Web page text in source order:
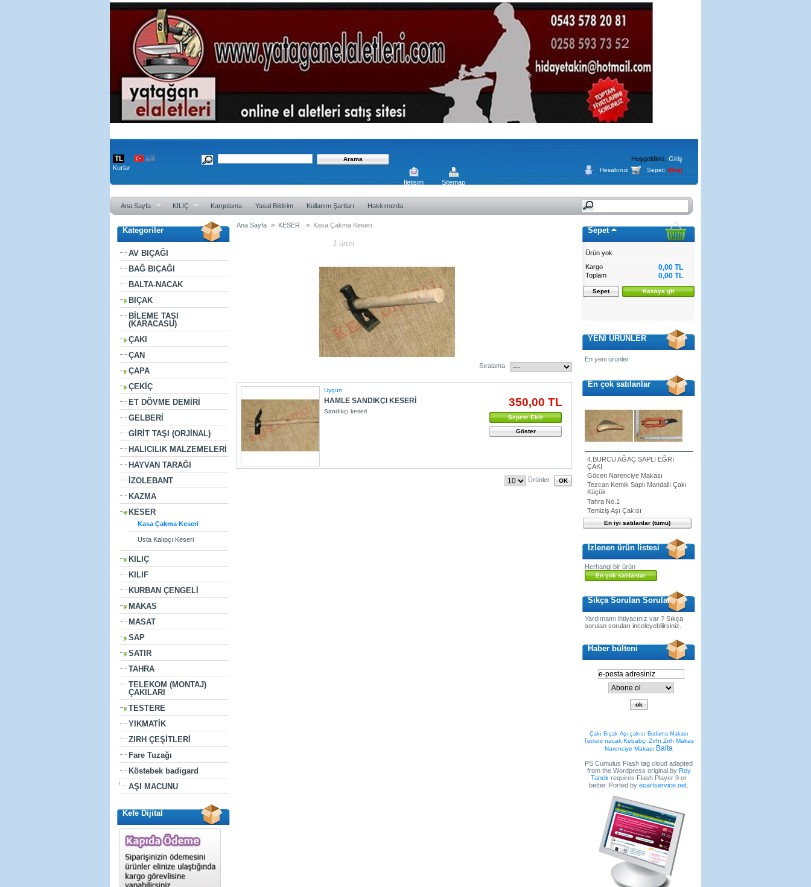
TL
Kurlar
Hoşgeldiniz, Giriş
Sepet: (Boş)
Hesabınız
İletişim Sitemap
Ana Sayfa KILIÇ Kargolama Yasal Bildirim Kullanım Şartları Hakkımızda
Kategoriler
AV BIÇAĞI
BAĞ BIÇAĞI
BALTA-NACAK
BIÇAK
BİLEME TAŞI
(KARACASU)
ÇAKI
ÇAN
ÇAPA
ÇEKİÇ
ET DÖVME DEMİRİ
GELBERİ
GİRİT TAŞI (ORJİNAL)
HALICILIK MALZEMELERİ
HAYVAN TARAĞI
İZOLEBANT
KAZMA
KESER
Kasa Çakma Keseri
Usta Kalıpçı Keseri
KILIÇ
KILIF
KURBAN ÇENGELİ
MAKAS
MASAT
SAP
SATIR
TAHRA
TELEKOM (MONTAJ)
ÇAKILARI
TESTERE
YIKMATİK
ZIRH ÇEŞİTLERİ
Fare Tuzağı
Köstebek badigard
AŞI MACUNU
Kefe Dijital
Ana Sayfa > KESER > Kasa Çakma Keseri
1 ürün
Sıralama
Uygun
HAMLE SANDIKÇI KESERİ
Sandıkçı keseri
350,00 TL
Sepete Ekle
Göster
Ürünler
Sepet
Ürün yok
Kargo
0,00 TL
Toplam 0,00 TL
Sepet Kasaya git
YENİ ÜRÜNLER
En yeni ürünler
En çok satılanlar
4.BURCU AĞAÇ SAPLI EĞRİ
ÇAKI
Göcen Narenciye Makası
Tezcan Kemik Saplı Mandallı Çakı
Küçük
Tahra No.1
Temiziş Aşı Çakısı
En iyi satılanlar (tümü)
İzlenen ürün listesi
Herhangi bir ürün
En çok satılanlar
Sıkça Sorulan Sorular
Yardımamı ihtiyacınız var ? Sıkça
sorulan soruları inceleyebilirsiniz.
Haber bülteni
Çakı Bıçak Aşı çakısı Budama Makası
Testere nacak Kebabçı Zırhı Zırh Makas
Narenciye Makası Balta
PS Cumulus Flash tag cloud adapted
from the Wordpress original by Roy
Tanck requires Flash Player 9 or
better. Ported by ecartservice.net